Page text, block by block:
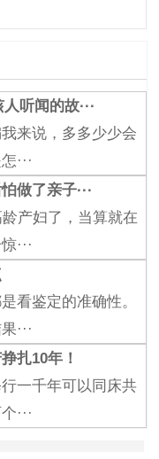
听闻的故···
来说，多多少少会
···
做了亲子···
产妇了，当算就在
···
看鉴定的准确性。
···
扎10年！
一千年可以同床共
···